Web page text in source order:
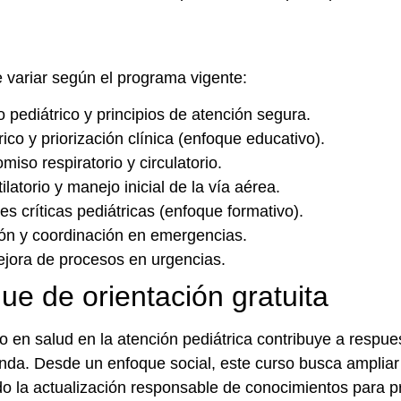
según el programa vigente:
y principios de atención segura.
y priorización clínica (enfoque educativo).
respiratorio y circulatorio.
y manejo inicial de la vía aérea.
críticas pediátricas (enfoque formativo).
y coordinación en emergencias.
de procesos en urgencias.
de orientación gratuita
en salud en la atención pediátrica contribuye a
Desde un enfoque social, este curso busca
la actualización responsable de conocimientos para